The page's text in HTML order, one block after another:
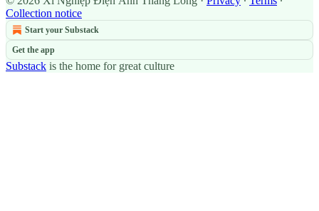
Collection notice
Start your Substack
Get the app
Substack is the home for great culture